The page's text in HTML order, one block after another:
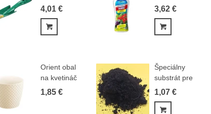
ks
4,01 €
rastliny...
3,62 €
Orient obal
na kvetináč
krémový 13
cm...
1,85 €
Špeciálny
substrát pre
okrasné...
1,07 €